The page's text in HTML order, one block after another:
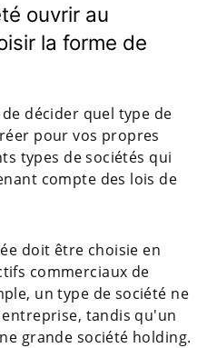
ouvrir au
la forme de
décider quel type de
pour vos propres
types de sociétés qui
compte des lois de
doit être choisie en
commerciaux de
un type de société ne
tandis qu'un
grande société holding.